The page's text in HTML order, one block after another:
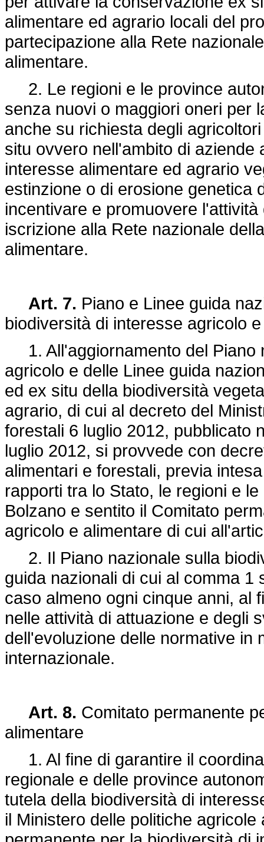
alimentare ed agrario locali del
partecipazione alla Rete
alimentare.
2. Le regioni e le province
senza nuovi o maggiori oneri per
anche su richiesta degli
situ ovvero nell'ambito di
interesse alimentare ed agrario
estinzione o di erosione genetica
incentivare e promuovere
iscrizione alla Rete nazionale
alimentare.
Art. 7. Piano e Linee guida
biodiversità di interesse agricolo
1. All'aggiornamento del Piano
agricolo e delle Linee guida
ed ex situ della biodiversità
agrario, di cui al decreto del
forestali 6 luglio 2012, pubblicato
luglio 2012, si provvede con
alimentari e forestali, previa
rapporti tra lo Stato, le regioni e
Bolzano e sentito il Comitato
agricolo e alimentare di cui
2. Il Piano nazionale sulla
guida nazionali di cui al comma
caso almeno ogni cinque anni, al
nelle attività di attuazione e degli
dell'evoluzione delle normative in
internazionale.
Art. 8. Comitato permanente
alimentare
1. Al fine di garantire il
regionale e delle province
tutela della biodiversità di
il Ministero delle politiche